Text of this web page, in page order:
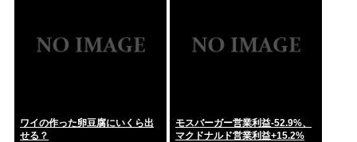
ワイの作った卵豆腐にいくら出
せる？
モスバーガー営業利益-52.9%、
マクドナルド営業利益+15.2%